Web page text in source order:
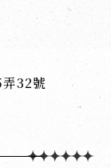
32號